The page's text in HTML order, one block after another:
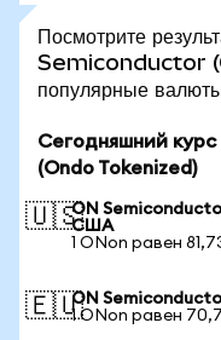
Посмотрите
Semiconductor
популярные
Сегодняшний
(Ondo Tokenized)
🇺🇸ON
США
1 ONon равен
🇪🇺ON
1 ONon равен